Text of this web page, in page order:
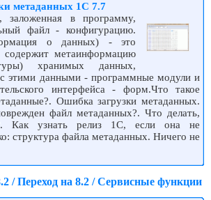
метаданных 1С 7.7
заложенная в программу,
файл - конфигурацию.
о данных) - это
содержит метаинформацию
хранимых данных,
этими данными - программные модули и
интерфейса - форм.Что такое
Ошибка загрузки метаданных.
файл метаданных?. Что делать,
Как узнать релиз 1С, если она не
структура файла метаданных. Ничего не
/ Переход на 8.2 / Сервисные функции